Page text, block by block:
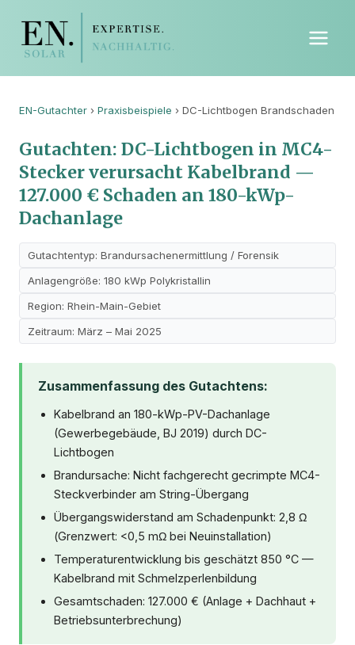
EN-Gutachter › Praxisbeispiele › DC-Lichtbogen Brandschaden
Gutachten: DC-Lichtbogen in MC4-
Stecker verursacht Kabelbrand —
127.000 € Schaden an 180-kWp-
Dachanlage
Gutachtentyp: Brandursachenermittlung / Forensik
Anlagengröße: 180 kWp Polykristallin
Region: Rhein-Main-Gebiet
Zeitraum: März – Mai 2025
Zusammenfassung des Gutachtens:
Kabelbrand an 180-kWp-PV-Dachanlage
(Gewerbegebäude, BJ 2019) durch DC-
Lichtbogen
Brandursache: Nicht fachgerecht gecrimpte MC4-
Steckverbinder am String-Übergang
Übergangswiderstand am Schadenpunkt: 2,8 Ω
(Grenzwert: <0,5 mΩ bei Neuinstallation)
Temperaturentwicklung bis geschätzt 850 °C —
Kabelbrand mit Schmelzperlenbildung
Gesamtschaden: 127.000 € (Anlage + Dachhaut +
Betriebsunterbrechung)